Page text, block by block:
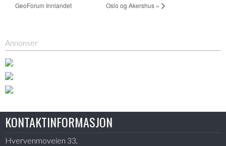
GeoForum Innlandet
Oslo og Akershus »
Annonser
KONTAKTINFORMASJON
Hvervenmoveien 33,